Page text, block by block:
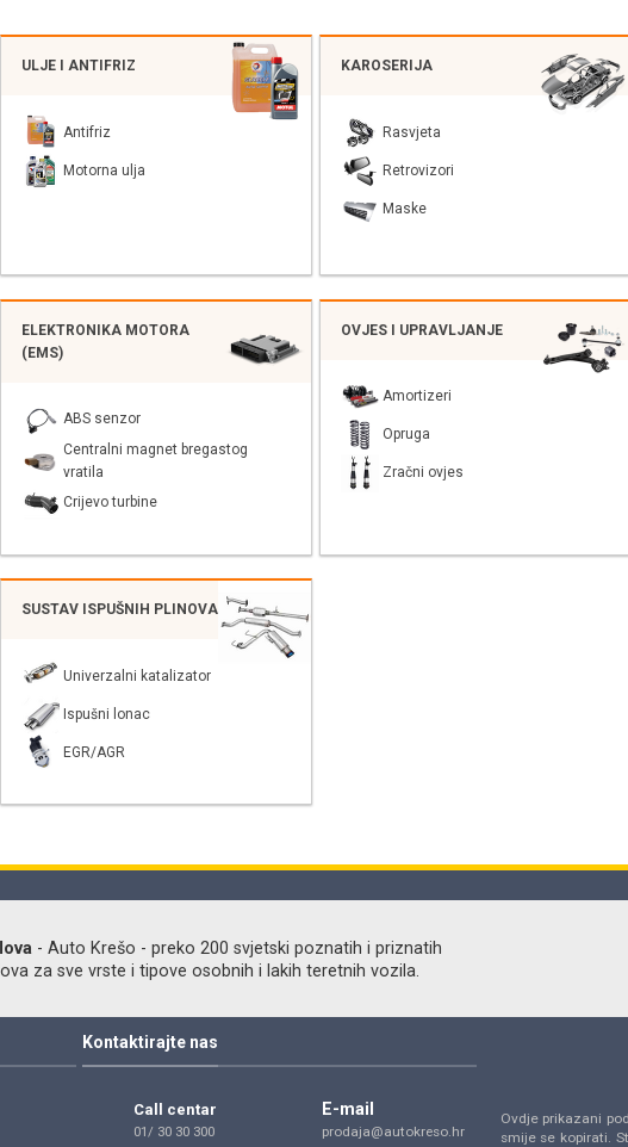
ULJE I ANTIFRIZ
Antifriz
Motorna ulja
KAROSERIJA
Rasvjeta
Retrovizori
Maske
ELEKTRONIKA MOTORA
(EMS)
ABS senzor
Centralni magnet bregastog
vratila
Crijevo turbine
OVJES I UPRAVLJANJE
Amortizeri
Opruga
Zračni ovjes
SUSTAV ISPUŠNIH PLINOVA
Univerzalni katalizator
Ispušni lonac
EGR/AGR
- Auto Krešo - preko 200 svjetski poznatih i priznatih
za sve vrste i tipove osobnih i lakih teretnih vozila.
Kontaktirajte nas
Call centar
01/ 30 30 300
E-mail
prodaja@autokreso.hr
Ovdje prikazani
smije se kopirati.